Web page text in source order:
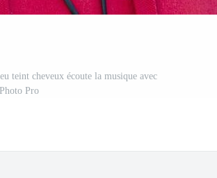
teint cheveux écoute la musique avec
Pro